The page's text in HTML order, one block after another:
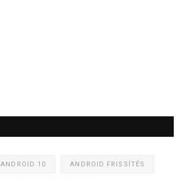
ANDROID 10 ANDROID FRISSÍTÉS